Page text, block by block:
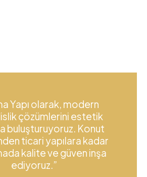
Yapı olarak, modern
çözümlerini estetik
buluşturuyoruz. Konut
ticari yapılara kadar
kalite ve güven inşa
ediyoruz.”